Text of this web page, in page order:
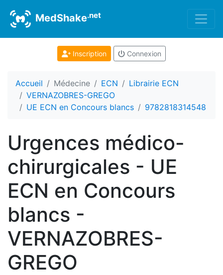
MedShake.net
Inscription Connexion
Accueil Médecine ECN
Librairie ECN
VERNAZOBRES-GREGO
UE ECN en Concours blancs
9782818314548
Urgences médico-
chirurgicales - UE
ECN en Concours
blancs -
VERNAZOBRES-
GREGO